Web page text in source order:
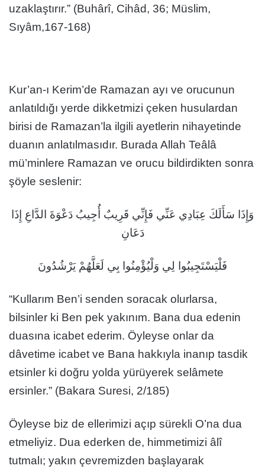
uzaklaştırır.” (Buhârî, Cihâd, 36; Müslim,
Sıyâm,167-168)
Kur’an-ı Kerim’de Ramazan ayı ve orucunun
anlatıldığı yerde dikketmizi çeken husulardan
birisi de Ramazan’la ilgili ayetlerin nihayetinde
duanın anlatılmasıdır. Burada Allah Teâlâ
mü’minlere Ramazan ve orucu bildirdikten sonra
şöyle seslenir:
وَإِذَا سَأَلَكَ عِبَادِي عَنِّي فَإِنِّي قَرِيبٌ أُجِيبُ دَعْوَةَ الدَّاعِ إِذَا
دَعَانِ
فَلْيَسْتَجِيبُوا لِي وَلْيُؤْمِنُوا بِي لَعَلَّهُمْ يَرْشُدُونَ
“Kullarım Ben’i senden soracak olurlarsa,
bilsinler ki Ben pek yakınım. Bana dua edenin
duasına icabet ederim. Öyleyse onlar da
dâvetime icabet ve Bana hakkıyla inanıp tasdik
etsinler ki doğru yolda yürüyerek selâmete
ersinler.” (Bakara Suresi, 2/185)
Öyleyse biz de ellerimizi açıp sürekli O’na dua
etmeliyiz. Dua ederken de, himmetimizi âlî
tutmalı; yakın çevremizden başlayarak